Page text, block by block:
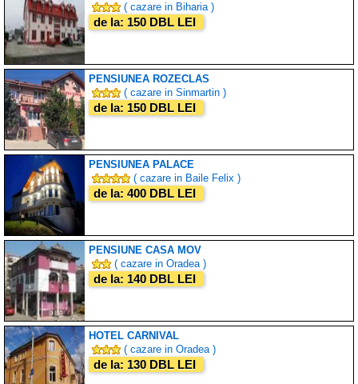
( cazare in Biharia )
de la: 150 DBL LEI
PENSIUNEA ROZECLAS
( cazare in Sinmartin )
de la: 150 DBL LEI
PENSIUNEA PALACE
( cazare in Baile Felix )
de la: 400 DBL LEI
PENSIUNE CASA MOV
( cazare in Oradea )
de la: 140 DBL LEI
HOTEL CARNIVAL
( cazare in Oradea )
de la: 130 DBL LEI